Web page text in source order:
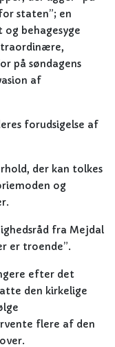
staten”; en
behagesyge
på søndagens
af
forudsigelse af
der kan tolkes
og
fra Mejdal
er troende”.
efter det
den kirkelige
flere af den